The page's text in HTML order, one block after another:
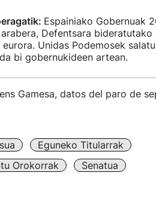
Espainiako Gobernuak
Defentsara
Unidas Podemosek
bi gobernukideen artean.
Gamesa, datos del paro de
Eguneko Titularrak
Orokorrak Senatua